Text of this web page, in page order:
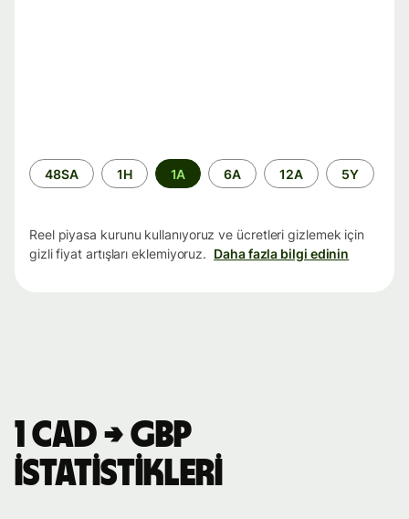
Zaman
aralığı
48SA 1H 1A 6A 12A 5Y
Reel piyasa kurunu kullanıyoruz ve ücretleri gizlemek için
gizli fiyat artışları eklemiyoruz. Daha fazla bilgi edinin
1 CAD → GBP
istatistikleri